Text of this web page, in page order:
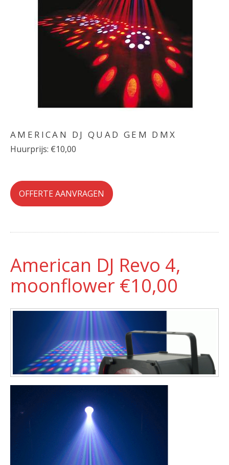
AMERICAN DJ QUAD GEM DMX
Huurprijs: €10,00
OFFERTE AANVRAGEN
American DJ Revo 4,
moonflower €10,00